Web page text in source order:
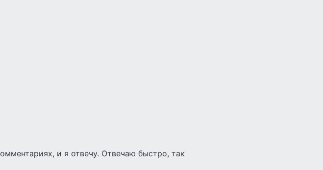
и я отвечу. Отвечаю быстро, так